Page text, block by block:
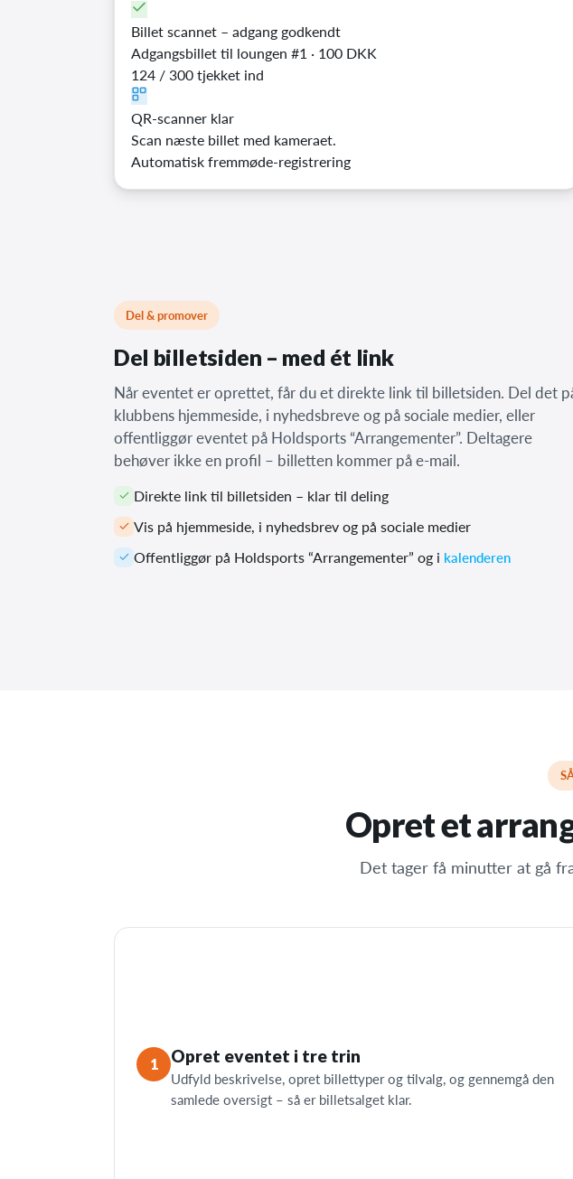
Billet scannet – adgang godkendt
Adgangsbillet til loungen #1 · 100 DKK
124 / 300 tjekket ind
QR-scanner klar
Scan næste billet med kameraet.
Automatisk fremmøde-registrering
Del & promover
Del billetsiden – med ét link
Når eventet er oprettet, får du et direkte link til billetsiden. Del det
klubbens hjemmeside, i nyhedsbreve og på sociale medier, eller
offentliggør eventet på Holdsports “Arrangementer”. Deltagere
behøver ikke en profil – billetten kommer på e-mail.
Direkte link til billetsiden – klar til deling
Vis på hjemmeside, i nyhedsbrev og på sociale medier
Offentliggør på Holdsports “Arrangementer” og i kalenderen
Opret et
Det tager få minutter at gå
1 Opret eventet i tre trin
Udfyld beskrivelse, opret billettyper og tilvalg, og gennemgå den
samlede oversigt – så er billetsalget klar.